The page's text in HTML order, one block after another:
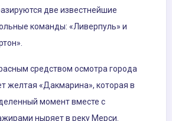
две известнейшие
команды: «Ливерпуль» и
средством осмотра города
желтая «Дакмарина», которая в
момент вместе с
ныряет в реку Мерси.